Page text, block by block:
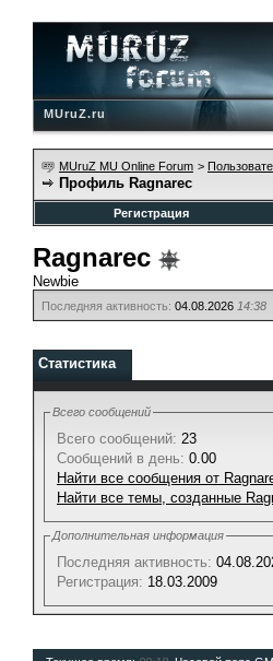
MUruZ.ru
MUruZ MU Online Forum >
Профиль Ragnarec
Регистрация
Ragnarec
Newbie
Последняя активность: 04.08.2026 14:38
Статистика
Всего сообщений
Всего сообщений: 23
Сообщений в день: 0.00
Найти все сообщения от
Найти все темы, созданные
Дополнительная информация
Последняя активность:
Регистрация: 18.03.2009